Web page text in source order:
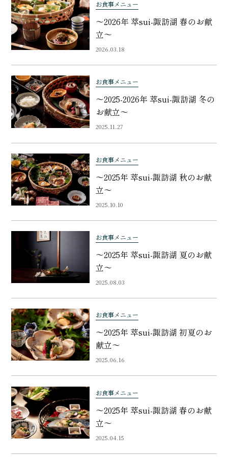
お食事メニュー
〜2026年 萃sui-諏訪湖 春のお献
立〜
2026.03.18
お食事メニュー
～2025-2026年 萃sui-諏訪湖 冬の
お献立～
2025.11.27
お食事メニュー
〜2025年 萃sui-諏訪湖 秋のお献
立〜
2025.10.10
お食事メニュー
〜2025年 萃sui-諏訪湖 夏のお献
立〜
2025.08.03
お食事メニュー
〜2025年 萃sui-諏訪湖 初夏のお
献立〜
2025.06.16
お食事メニュー
〜2025年 萃sui-諏訪湖 春のお献
立〜
2025.04.15